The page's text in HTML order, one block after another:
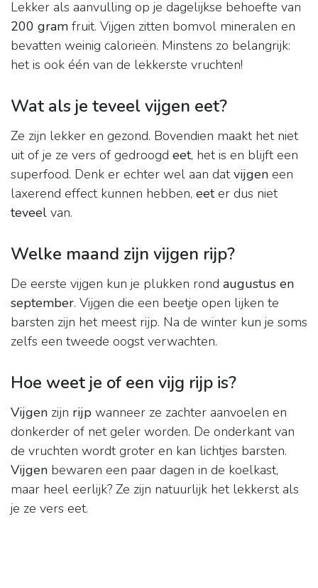
Lekker als aanvulling op je dagelijkse behoefte van
200 gram fruit. Vijgen zitten bomvol mineralen en
bevatten weinig calorieën. Minstens zo belangrijk:
het is ook één van de lekkerste vruchten!
Wat als je teveel vijgen eet?
Ze zijn lekker en gezond. Bovendien maakt het niet
uit of je ze vers of gedroogd eet, het is en blijft een
superfood. Denk er echter wel aan datvijgen een
laxerend effect kunnen hebben, eeter dus niet
teveel van.
Welke maand zijn vijgen rijp?
De eerste vijgen kun je plukken rond augustus en
september. Vijgen die een beetje open lijken te
barsten zijn het meest rijp. Na de winter kun je soms
zelfs een tweede oogst verwachten.
Hoe weet je of een vijg rijp is?
Vijgen zijn rijp wanneer ze zachter aanvoelen en
donkerder of net geler worden. De onderkant van
de vruchten wordt groter en kan lichtjes barsten.
Vijgen bewaren een paar dagen in de koelkast,
maar heel eerlijk? Ze zijn natuurlijk het lekkerst als
je ze vers eet.